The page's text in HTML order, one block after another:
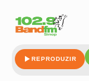
REPRODUZIR